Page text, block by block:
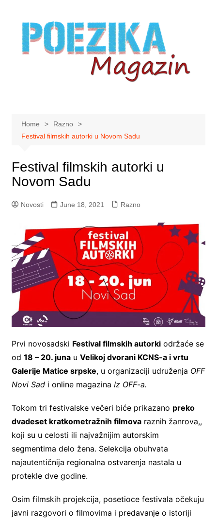
content
Home
Razno
Festival filmskih autorki u Novom Sadu
Festival filmskih autorki u
Novom Sadu
Novosti June 18, 2021 Razno
Prvi novosadski Festival filmskih autorkiodržaće se
od 18 – 20. junau Velikoj dvorani KCNS-a i vrtu
Galerije Matice srpske, u organizaciji udruženja OFF
Novi Sadi online magazina Iz OFF-a.
Tokom tri festivalske večeri biće prikazano preko
dvadeset kratkometražnih filmovaraznih žanrova,,
koji su u celosti ili najvažnijim autorskim
segmentima delo žena. Selekcija obuhvata
najautentičnija regionalna ostvarenja nastala u
protekle dve godine.
Osim filmskih projekcija, posetioce festivala očekuju
javni razgovori o filmovima i predavanje o istoriji